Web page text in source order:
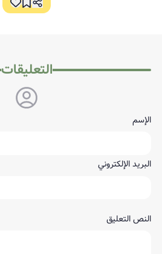
التعليقات
الإسم
البريد الإلكتروني
النص التعليق